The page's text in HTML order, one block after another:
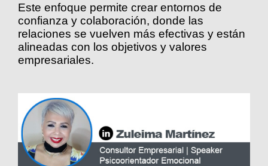
Este enfoque permite crear entornos de
confianza y colaboración, donde las
relaciones se vuelven más efectivas y están
alineadas con los objetivos y valores
empresariales.